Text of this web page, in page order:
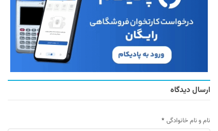
ارسال دیدگاه
نام و نام خانوادگی *